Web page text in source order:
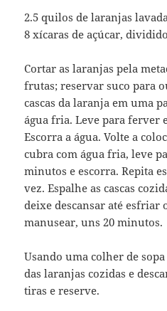
2.5 quilos de laranjas
8 xícaras de açúcar, dividido
Cortar as laranjas pela
frutas; reservar suco para
cascas da laranja em uma
água fria. Leve para ferver
Escorra a água. Volte a
cubra com água fria, leve
minutos e escorra. Repita
vez. Espalhe as cascas
deixe descansar até esfriar
manusear, uns 20 minutos.
Usando uma colher de
das laranjas cozidas e
tiras e reserve.